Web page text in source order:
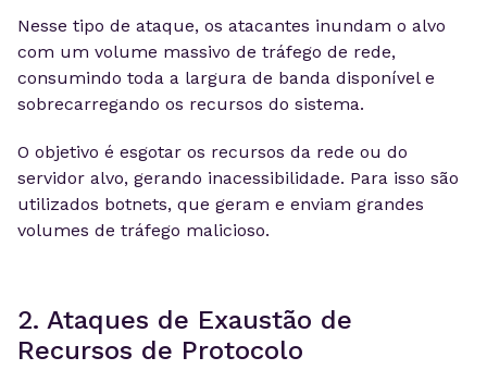
Nesse tipo de ataque, os atacantes inundam o alvo
com um volume massivo de tráfego de rede,
consumindo toda a largura de banda disponível e
sobrecarregando os recursos do sistema.
O objetivo é esgotar os recursos da rede ou do
servidor alvo, gerando inacessibilidade. Para isso são
utilizados botnets, que geram e enviam grandes
volumes de tráfego malicioso.
2. Ataques de Exaustão de
Recursos de Protocolo